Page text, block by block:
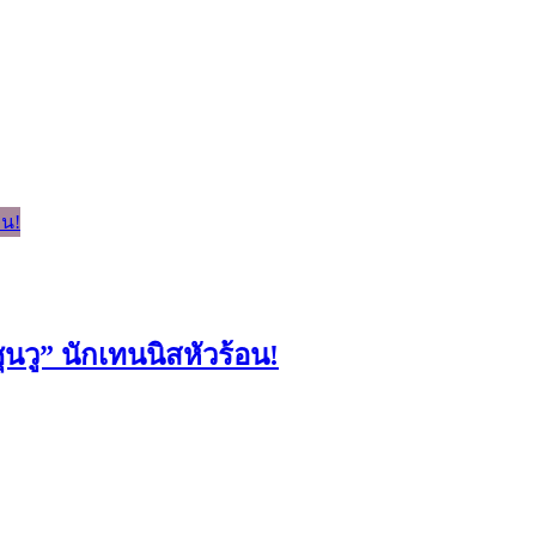
วู” นักเทนนิสหัวร้อน!